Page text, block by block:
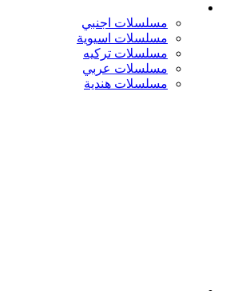
مسلسلات اجنبي
مسلسلات اسيوية
مسلسلات تركيه
مسلسلات عربي
مسلسلات هندية